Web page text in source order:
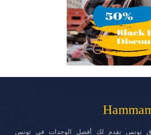
تونس تقدم لك أفضل الوحدات في تونس